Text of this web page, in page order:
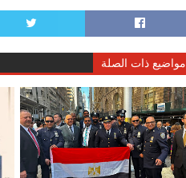
مواضيع ذات الصلة